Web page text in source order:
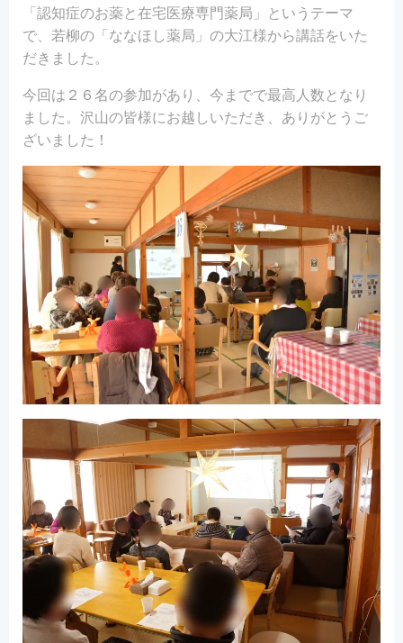
「認知症のお薬と在宅医療専門薬局」というテーマ
で、若柳の「ななほし薬局」の大江様から講話をいた
だきました。
今回は２６名の参加があり、今までで最高人数となり
ました。沢山の皆様にお越しいただき、ありがとうご
ざいました！